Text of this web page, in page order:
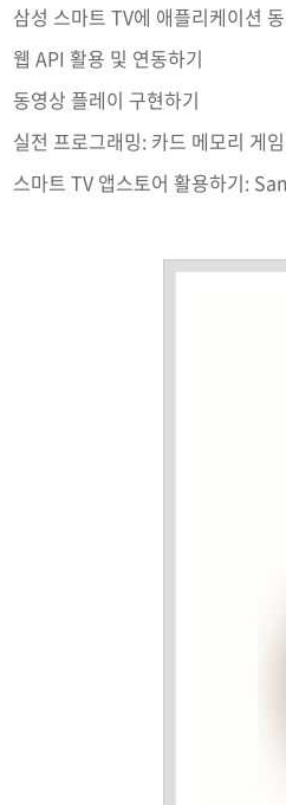
삼성 스마트 TV에 애플리케이션
웹 API 활용 및 연동하기
동영상 플레이 구현하기
실전 프로그래밍: 카드 메모리 게
스마트 TV 앱스토어 활용하기: